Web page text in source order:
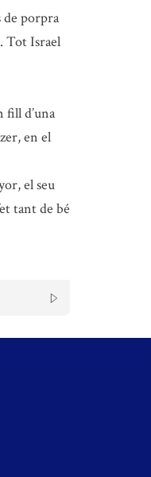
de porpra
Tot Israel
fill d’una
en el
el seu
tant de bé